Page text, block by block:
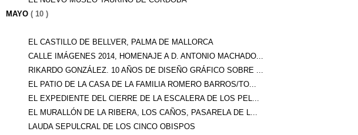
MAYO ( 10 )
EL CASTILLO DE BELLVER, PALMA DE MALLORCA
CALLE IMÁGENES 2014, HOMENAJE A D. ANTONIO MACHADO...
RIKARDO GONZÁLEZ. 10 AÑOS DE DISEÑO GRÁFICO SOBRE ...
EL PATIO DE LA CASA DE LA FAMILIA ROMERO BARROS/TO...
EL EXPEDIENTE DEL CIERRE DE LA ESCALERA DE LOS PEL...
EL MURALLÓN DE LA RIBERA, LOS CAÑOS, PASARELA DE L...
LAUDA SEPULCRAL DE LOS CINCO OBISPOS